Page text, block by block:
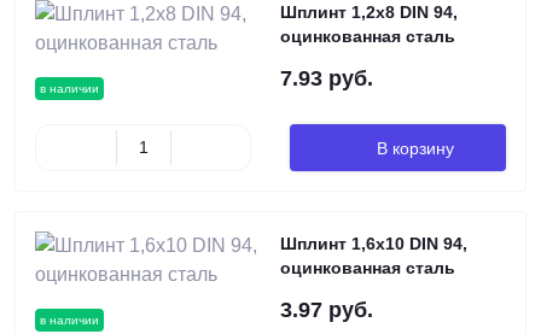
в наличии
Шплинт 1,2х8 DIN 94,
оцинкованная сталь
7.93 руб.
В корзину
в наличии
Шплинт 1,6х10 DIN 94,
оцинкованная сталь
3.97 руб.